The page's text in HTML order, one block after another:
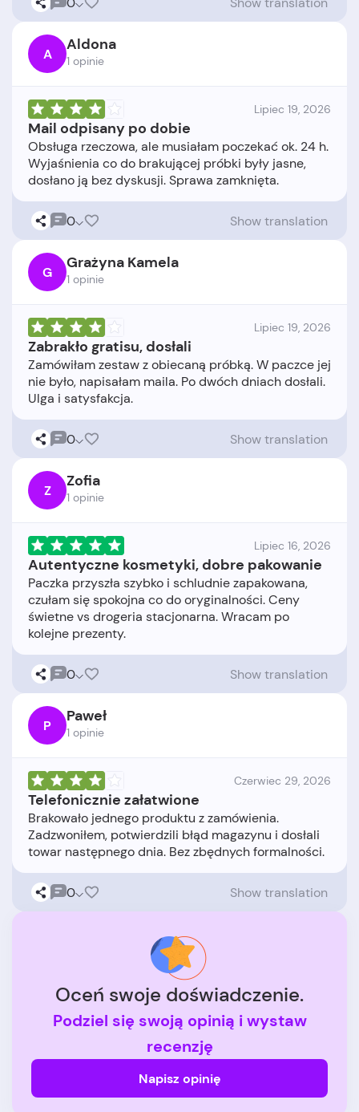
A Aldona
1 opinie
Lipiec 19, 2026
Mail odpisany po dobie
Obsługa rzeczowa, ale musiałam poczekać ok. 24 h.
Wyjaśnienia co do brakującej próbki były jasne,
0 Show translation
G Grażyna Kamela
1 opinie
Lipiec 19, 2026
Zabrakło gratisu, dosłali
Zamówiłam zestaw z obiecaną próbką. W paczce jej
nie było, napisałam maila. Po dwóch dniach dosłali.
0 Show translation
Z Zofia
1 opinie
Lipiec 16, 2026
Autentyczne kosmetyki, dobre pakowanie
Paczka przyszła szybko i schludnie zapakowana,
czułam się spokojna co do oryginalności. Ceny
świetne vs drogeria stacjonarna. Wracam po
0 Show translation
P Paweł
1 opinie
Czerwiec 29, 2026
Telefonicznie załatwione
Brakowało jednego produktu z zamówienia.
Zadzwoniłem, potwierdzili błąd magazynu i dosłali
0 Show translation
Oceń swoje doświadczenie.
Podziel się swoją opinią i wystaw
recenzję
Napisz opinię